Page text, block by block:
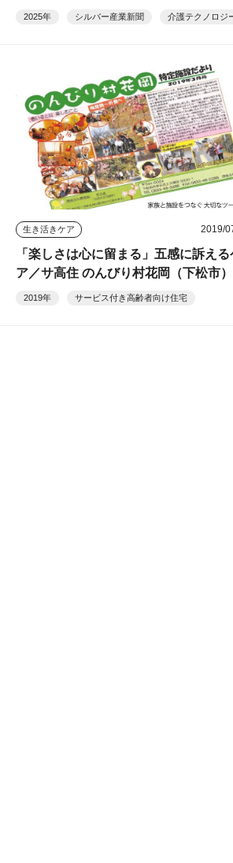
2025年 シルバー産業新聞 介護テクノロジ
生き活きケア 2019/
「楽しさは心に留まる」五感に訴える
ア／サ高住 のんびり村花岡（下松市）
2019年 サービス付き高齢者向け住宅